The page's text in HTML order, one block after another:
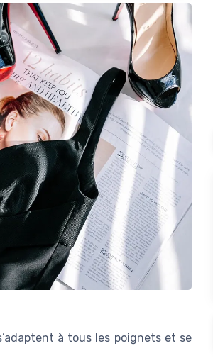
à tous les poignets et se